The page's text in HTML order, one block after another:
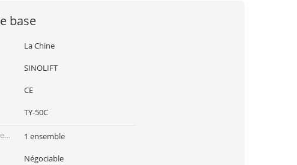
base
La Chine
SINOLIFT
CE
TY-50C
1 ensemble
Négociable